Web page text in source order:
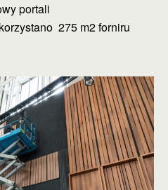
portali
275 m2 forniru